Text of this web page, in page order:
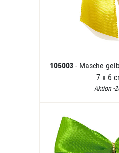
105003 - Masche
7 x 6
Aktion -